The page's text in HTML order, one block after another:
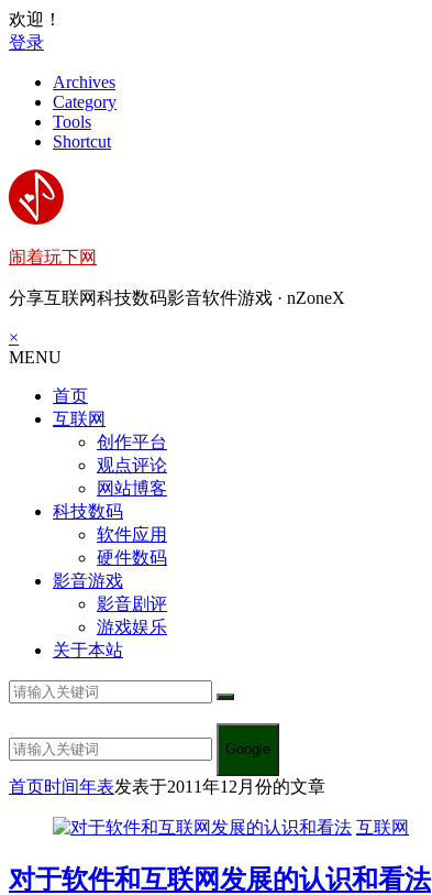
欢迎！
登录
Archives
Category
Tools
Shortcut
闹着玩下网
分享互联网科技数码影音软件游戏 · nZoneX
×
MENU
首页
互联网
创作平台
观点评论
网站博客
科技数码
软件应用
硬件数码
影音游戏
影音剧评
游戏娱乐
关于本站
Google
首页时间年表发表于2011年12月份的文章
互联网
对于软件和互联网发展的认识和看法